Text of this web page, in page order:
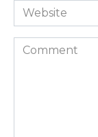
Website
Comment